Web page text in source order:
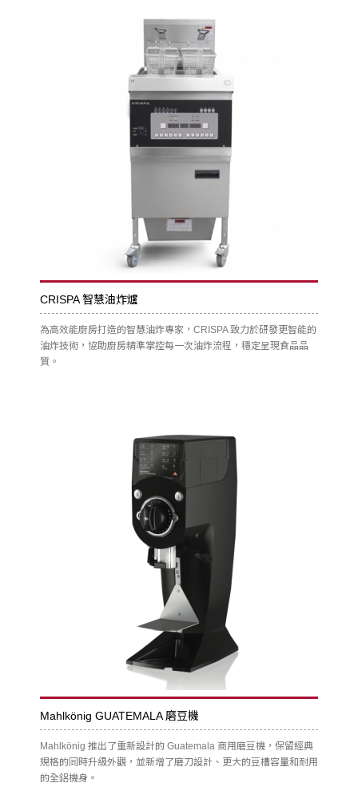
CRISPA 智慧油炸爐
為高效能廚房打造的智慧油炸專家，CRISPA 致力於研發更智能的
油炸技術，協助廚房精準掌控每一次油炸流程，穩定呈現食品品
質。
Mahlkönig GUATEMALA 磨豆機
Mahlkönig 推出了重新設計的 Guatemala 商用磨豆機，保留經典
規格的同時升級外觀，並新增了磨刀設計、更大的豆槽容量和耐用
的全鋁機身。